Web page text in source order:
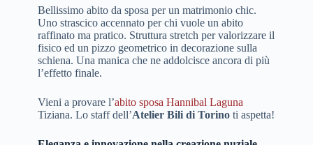
Bellissimo abito da sposa per un matrimonio chic.
Uno strascico accennato per chi vuole un abito
raffinato ma pratico. Struttura stretch per valorizzare il
fisico ed un pizzo geometrico in decorazione sulla
schiena. Una manica che ne addolcisce ancora di più
l’effetto finale.
Vieni a provare l’abito sposa Hannibal Laguna
Tiziana. Lo staff dell’Atelier Bili di Torinoti aspetta!